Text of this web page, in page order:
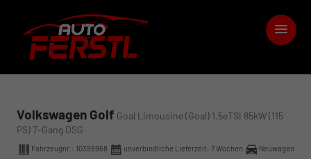
Volkswagen Golf Goal Limousine (Goal) 1.5eTSI 85kW (115
PS) 7-Gang DSG
Fahrzeugnr.: 10398968 unverbindliche Lieferzeit: 7 Wochen Neuwagen